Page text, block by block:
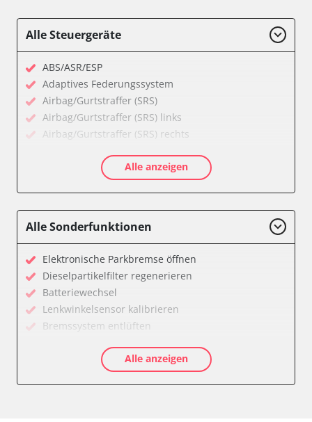
Alle Steuergeräte
ABS/ASR/ESP
Adaptives Federungssystem
Airbag/Gurtstraffer (SRS)
Airbag/Gurtstraffer (SRS) links
Airbag/Gurtstraffer (SRS) rechts
Aktivlenkung
Anhängersteuergerät
Bedieneinheit Mittelkonsole
Bordcomputer
CD-Wechsler
Command
Dachbedieneinheit (DBE)
Dämpfungssystem hinten links
Dämpfungssystem hinten rechts
Dämpfungssystem vorne links
Dämpfungssystem vorne rechts
Alle anzeigen
Alle Sonderfunktionen
Elektronische Parkbremse öffnen
Dieselpartikelfilter regenerieren
Batteriewechsel
Lenkwinkelsensor kalibrieren
Bremssystem entlüften
Elektronische Parkbremse kalibrieren
Ölservicerückstellung
Alle anzeigen